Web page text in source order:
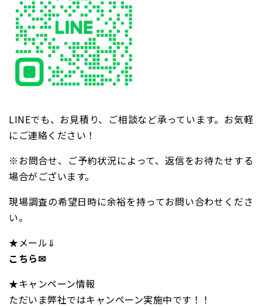
LINEでも、お見積り、ご相談など承っています。お気軽
にご連絡ください！
※お問合せ、ご予約状況によって、返信をお待たせする
場合がございます。
現場調査の希望日時に余裕を持ってお問い合わせくださ
い。
★メール⇓
こちら✉
★キャンペーン情報
ただいま弊社ではキャンペーン実施中です！！